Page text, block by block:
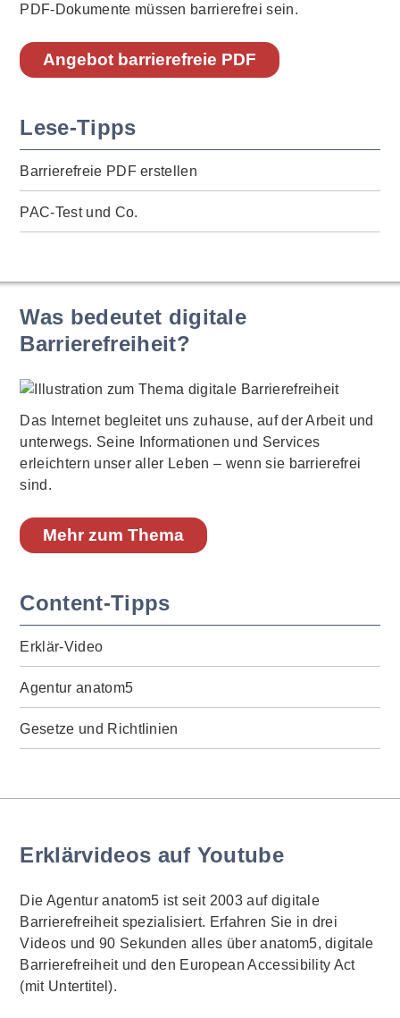
PDF-Dokumente müssen barrierefrei sein.
Angebot barrierefreie PDF
Lese-Tipps
Barrierefreie PDF erstellen
PAC-Test und Co.
Was bedeutet digitale
Barrierefreiheit?
Das Internet begleitet uns zuhause, auf der Arbeit und
unterwegs. Seine Informationen und Services
erleichtern unser aller Leben – wenn sie barrierefrei
sind.
Mehr zum Thema
Content-Tipps
Erklär-Video
Agentur anatom5
Gesetze und Richtlinien
Erklärvideos auf Youtube
Die Agentur anatom5 ist seit 2003 auf digitale
Barrierefreiheit spezialisiert. Erfahren Sie in drei
Videos und 90 Sekunden alles über anatom5, digitale
Barrierefreiheit und den European Accessibility Act
(mit Untertitel).